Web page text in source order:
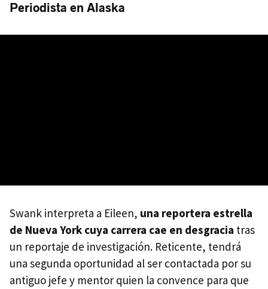
Periodista en Alaska
Swank interpreta a Eileen, una reportera estrella
de Nueva York cuya carrera cae en desgracia tras
un reportaje de investigación. Reticente, tendrá
una segunda oportunidad al ser contactada por su
antiguo jefe y mentor quien la convence para que